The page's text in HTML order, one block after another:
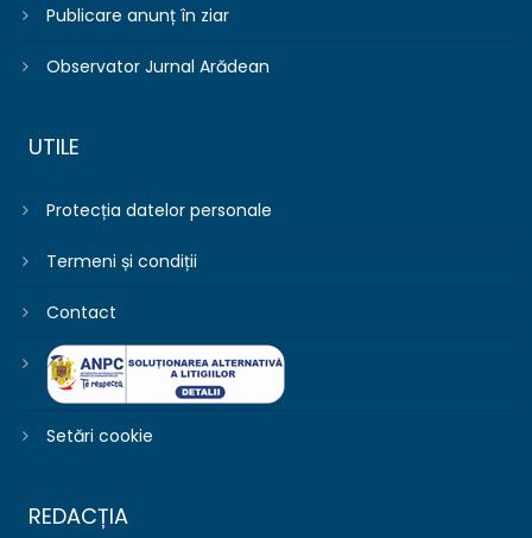
Publicare anunț în ziar
Observator Jurnal Arădean
UTILE
Protecția datelor personale
Termeni și condiții
Contact
Setări cookie
REDACȚIA